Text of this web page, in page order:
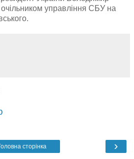
управління СБУ на
›
сторінка